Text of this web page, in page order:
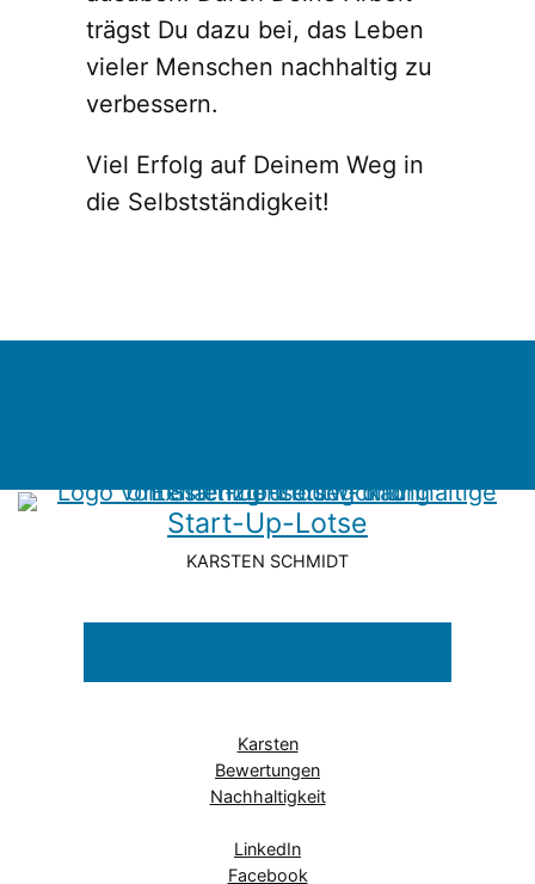
trägst Du dazu bei, das Leben
vieler Menschen nachhaltig zu
verbessern.
Viel Erfolg auf Deinem Weg in
die Selbstständigkeit!
Start-Up-Lotse
KARSTEN SCHMIDT
Karsten
Bewertungen
Nachhaltigkeit
LinkedIn
Facebook